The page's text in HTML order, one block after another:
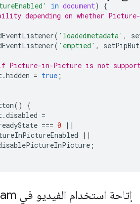
in document)
{
depending on whether
( 'loadedmetadata' ,
( 'emptied' ,
Picture-in-Picture is not
.hidden = true ;
()
{
.disabled =
=== 0
||
||
;
إتاحة استخدام الفيديو في Media